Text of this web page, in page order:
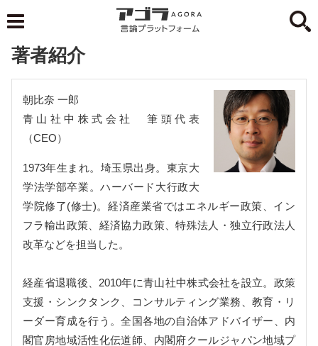
著者紹介
朝比奈 一郎
青山社中株式会社 筆頭代表
（CEO）
1973年生まれ。埼玉県出身。東京大
学法学部卒業。ハーバード大行政大
学院修了(修士)。経済産業省ではエネルギー政策、イン
フラ輸出政策、経済協力政策、特殊法人・独立行政法人
改革などを担当した。
経産省退職後、2010年に青山社中株式会社を設立。政策
支援・シンクタンク、コンサルティング業務、教育・リ
ーダー育成を行う。全国各地の自治体アドバイザー、内
閣官房地域活性化伝道師、内閣府クールジャパン地域プ